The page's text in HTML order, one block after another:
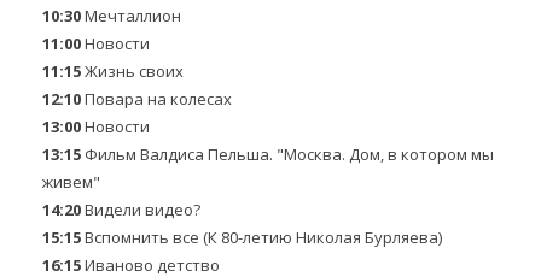
10:30Мечталлион
11:00Новости
11:15Жизнь своих
12:10Повара на колесах
13:00Новости
13:15 Фильм Валдиса Пельша. "Москва. Дом, в котором мы
живем"
14:20Видели видео?
15:15Вспомнить все (К 80-летию Николая Бурляева)
16:15Иваново детство